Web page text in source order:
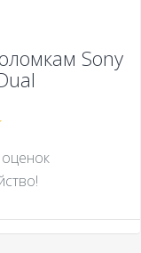
Sony
оценок